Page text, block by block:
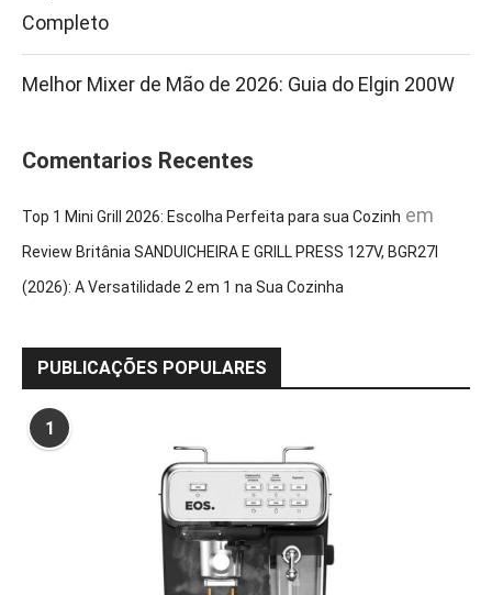
Completo
Melhor Mixer de Mão de 2026: Guia do Elgin 200W
Comentarios Recentes
Top 1 Mini Grill 2026: Escolha Perfeita para sua Cozinh em
Review Britânia SANDUICHEIRA E GRILL PRESS 127V, BGR27I
(2026): A Versatilidade 2 em 1 na Sua Cozinha
PUBLICAÇÕES POPULARES
1